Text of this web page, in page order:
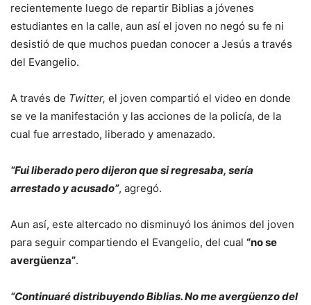
recientemente luego de repartir Biblias a jóvenes
estudiantes en la calle, aun así el joven no negó su fe ni
desistió de que muchos puedan conocer a Jesús a través
del Evangelio.
A través de Twitter, el joven compartió el video en donde
se ve la manifestación y las acciones de la policía, de la
cual fue arrestado, liberado y amenazado.
“Fui liberado pero dijeron que si regresaba, sería
arrestado y acusado”, agregó.
Aun así, este altercado no disminuyó los ánimos del joven
para seguir compartiendo el Evangelio, del cual “no se
avergüenza”.
“Continuaré distribuyendo Biblias. No me avergüenzo del